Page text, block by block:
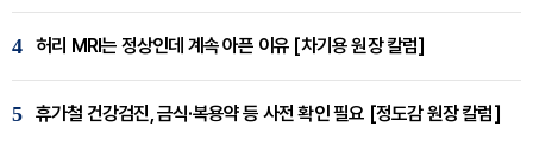
4 허리 MRI는 정상인데 계속 아픈 이유 [차기용 원장 칼럼]
5 휴가철 건강검진, 금식·복용약 등 사전 확인 필요 [정도감 원장 칼럼]